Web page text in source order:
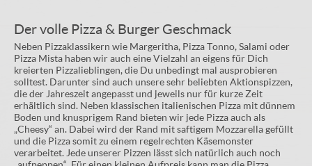
Der volle Pizza & Burger Geschmack
Neben Pizzaklassikern wie Margeritha, Pizza Tonno, Salami oder
Pizza Mista haben wir auch eine Vielzahl an eigens für Dich
kreierten Pizzalieblingen, die Du unbedingt mal ausprobieren
solltest. Darunter sind auch unsere sehr beliebten Aktionspizzen,
die der Jahreszeit angepasst und jeweils nur für kurze Zeit
erhältlich sind. Neben klassischen italienischen Pizza mit dünnem
Boden und knusprigem Rand bieten wir jede Pizza auch als
„Cheesy“ an. Dabei wird der Rand mit saftigem Mozzarella gefüllt
und die Pizza somit zu einem regelrechten Käsemonster
verarbeitet. Jede unserer Pizzen lässt sich natürlich auch noch